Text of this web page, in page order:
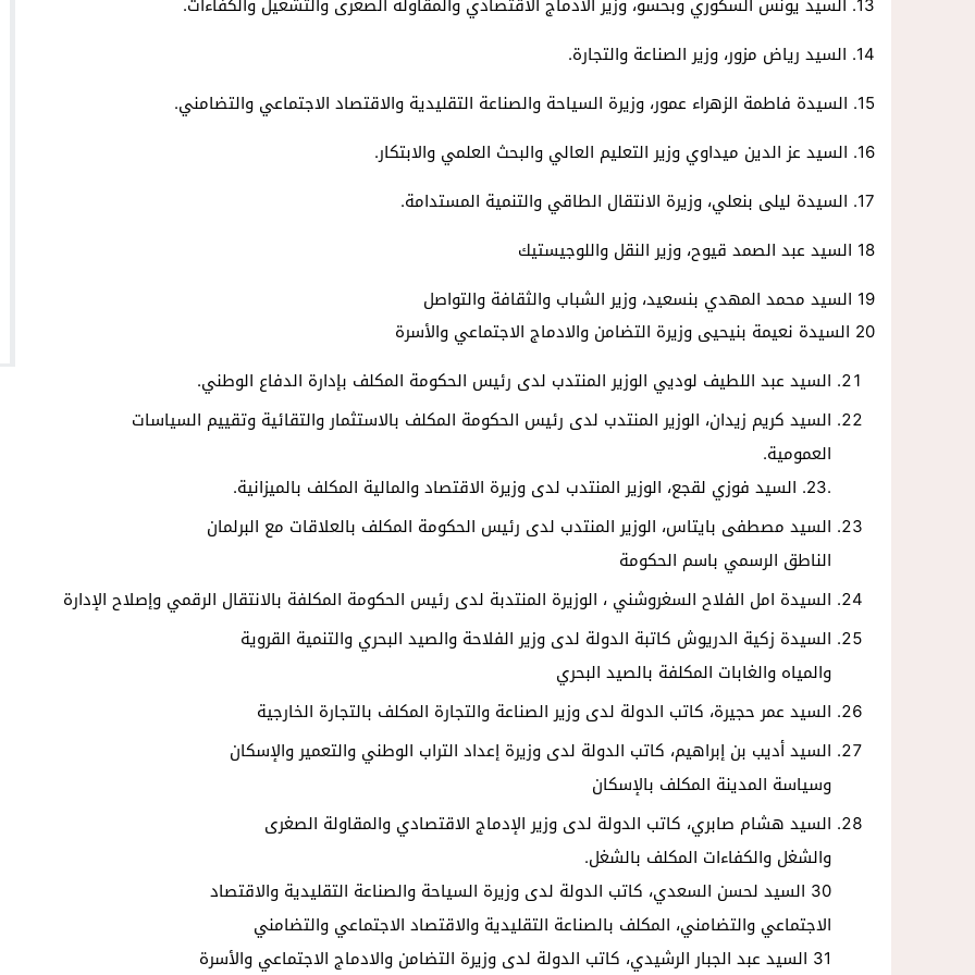
14. السيد رياض مزور، وزير الصناعة والتجارة.
15. السيدة فاطمة الزهراء عمور، وزيرة السياحة والصناعة التقليدية والاقتصاد الاجتماعي والتضامني.
16. السيد عز الدين ميداوي وزير التعليم العالي والبحث العلمي والابتكار.
17. السيدة ليلى بنعلي، وزيرة الانتقال الطاقي والتنمية المستدامة.
18 السيد عبد الصمد قيوح، وزير النقل واللوجيستيك
19 السيد محمد المهدي بنسعيد، وزير الشباب والثقافة والتواصل
20 السيدة نعيمة بنيحيى وزيرة التضامن والادماج الاجتماعي والأسرة
السيد عبد اللطيف لوديي الوزير المنتدب لدى رئيس الحكومة المكلف بإدارة الدفاع الوطني.
السيد كريم زيدان، الوزير المنتدب لدى رئيس الحكومة المكلف بالاستثمار والتقائية وتقييم السياسات
العمومية.
.23. السيد فوزي لقجع، الوزير المنتدب لدى وزيرة الاقتصاد والمالية المكلف بالميزانية.
السيد مصطفى بايتاس، الوزير المنتدب لدى رئيس الحكومة المكلف بالعلاقات مع البرلمان
الناطق الرسمي باسم الحكومة
السيدة امل الفلاح السغروشني ، الوزيرة المنتدبة لدى رئيس الحكومة المكلفة بالانتقال الرقمي وإصلاح الإدارة
السيدة زكية الدريوش كاتبة الدولة لدى وزير الفلاحة والصيد البحري والتنمية القروية
والمياه والغابات المكلفة بالصيد البحري
السيد عمر حجيرة، كاتب الدولة لدى وزير الصناعة والتجارة المكلف بالتجارة الخارجية
السيد أديب بن إبراهيم، كاتب الدولة لدى وزيرة إعداد التراب الوطني والتعمير والإسكان
وسياسة المدينة المكلف بالإسكان
السيد هشام صابري، كاتب الدولة لدى وزير الإدماج الاقتصادي والمقاولة الصغرى
والشغل والكفاءات المكلف بالشغل.
30 السيد لحسن السعدي، كاتب الدولة لدى وزيرة السياحة والصناعة التقليدية والاقتصاد
الاجتماعي والتضامني، المكلف بالصناعة التقليدية والاقتصاد الاجتماعي والتضامني
31 السيد عبد الجبار الرشيدي، كاتب الدولة لدى وزيرة التضامن والادماج الاجتماعي والأسرة